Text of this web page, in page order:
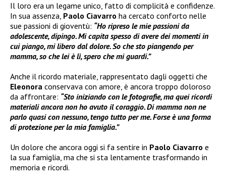
Il loro era un legame unico, fatto di complicità e confidenze.
In sua assenza, Paolo Ciavarro ha cercato conforto nelle
sue passioni di gioventù: “Ho ripreso le mie passioni da
adolescente, dipingo. Mi capita spesso di avere dei momenti in
cui piango, mi libero dal dolore. So che sto piangendo per
mamma, so che lei è lì, spero che mi guardi.”
Anche il ricordo materiale, rappresentato dagli oggetti che
Eleonora conservava con amore, è ancora troppo doloroso
da affrontare: “Sto iniziando con le fotografie, ma quei ricordi
materiali ancora non ho avuto il coraggio. Di mamma non ne
parlo quasi con nessuno, tengo tutto per me. Forse è una forma
di protezione per la mia famiglia.”
Un dolore che ancora oggi si fa sentire in Paolo Ciavarro e
la sua famiglia, ma che si sta lentamente trasformando in
memoria e ricordi.